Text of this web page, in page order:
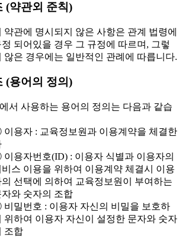
(약관외 준칙)
약관에 명시되지 않은 사항은 관계 법령에
정 되어있을 경우 그 규정에 따르며, 그렇
않은 경우에는 일반적인 관례에 따릅니다.
(용어의 정의)
서 사용하는 용어의 정의는 다음과 같습
용자 : 교육정보원과 이용계약을 체결한
용자번호(ID) : 이용자 식별과 이용자의
비스 이용을 위하여 이용계약 체결시 이용
의 선택에 의하여 교육정보원이 부여하는
자와 숫자의 조합
밀번호 : 이용자 자신의 비밀을 보호하
위하여 이용자 자신이 설정한 문자와 숫자
조합